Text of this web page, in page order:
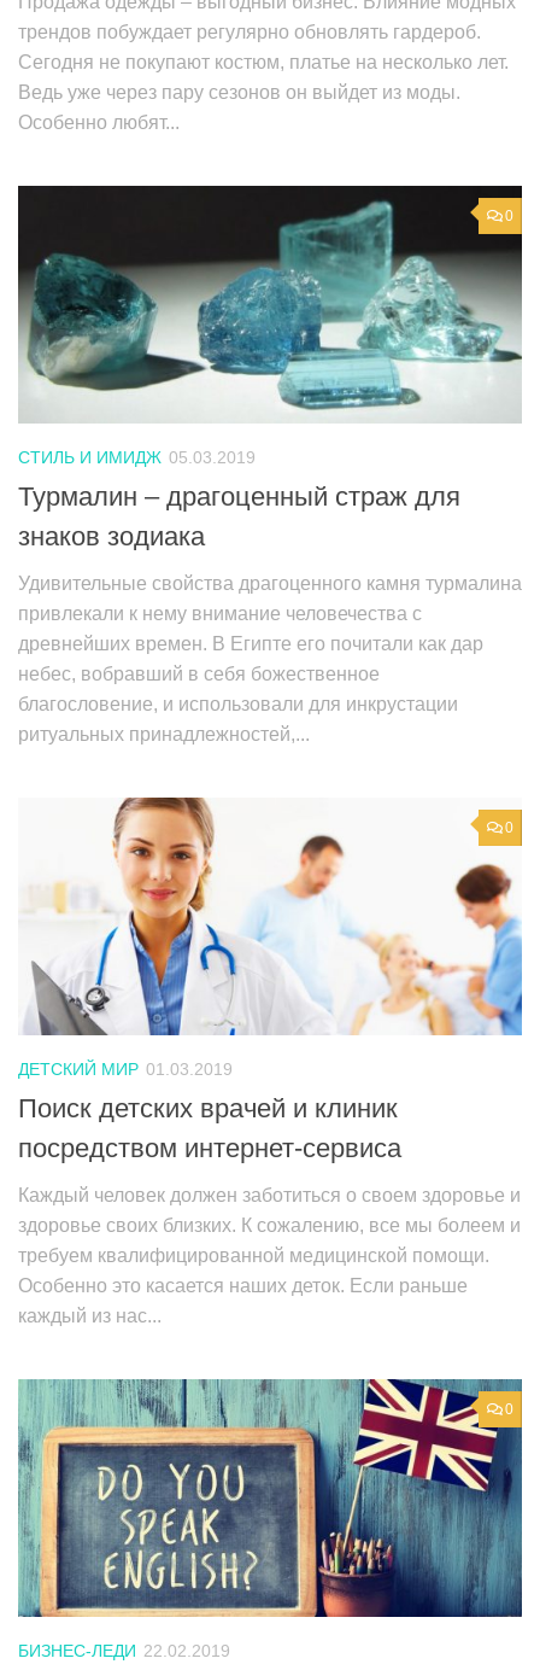
трендов побуждает регулярно обновлять гардероб.
Сегодня не покупают костюм, платье на несколько лет.
Ведь уже через пару сезонов он выйдет из моды.
Особенно любят...
0
СТИЛЬ И ИМИДЖ 05.03.2019
Турмалин – драгоценный страж для
знаков зодиака
Удивительные свойства драгоценного камня турмалина
привлекали к нему внимание человечества с
древнейших времен. В Египте его почитали как дар
небес, вобравший в себя божественное
благословение, и использовали для инкрустации
ритуальных принадлежностей,...
0
ДЕТСКИЙ МИР 01.03.2019
Поиск детских врачей и клиник
посредством интернет-сервиса
Каждый человек должен заботиться о своем здоровье и
здоровье своих близких. К сожалению, все мы болеем и
требуем квалифицированной медицинской помощи.
Особенно это касается наших деток. Если раньше
каждый из нас...
0
БИЗНЕС-ЛЕДИ 22.02.2019